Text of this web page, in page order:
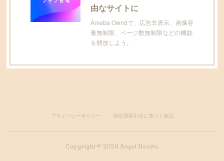
由なサイトに
Ameba Owndで、広告非表示、画像容
量無制限、ページ数無制限などの機能
を開放しよう。
プライバシーポリシー 特定商取引法に基づく表記
Copyright © 2026 Angel Hearts.